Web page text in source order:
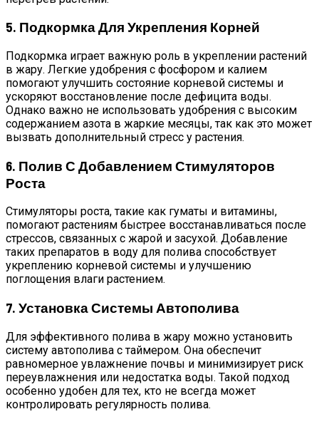
5. Подкормка Для Укрепления Корней
Подкормка играет важную роль в укреплении растений
в жару. Легкие удобрения с фосфором и калием
помогают улучшить состояние корневой системы и
ускоряют восстановление после дефицита воды.
Однако важно не использовать удобрения с высоким
содержанием азота в жаркие месяцы, так как это может
вызвать дополнительный стресс у растения.
6. Полив С Добавлением Стимуляторов
Роста
Стимуляторы роста, такие как гуматы и витамины,
помогают растениям быстрее восстанавливаться после
стрессов, связанных с жарой и засухой. Добавление
таких препаратов в воду для полива способствует
укреплению корневой системы и улучшению
поглощения влаги растением.
7. Установка Системы Автополива
Для эффективного полива в жару можно установить
систему автополива с таймером. Она обеспечит
равномерное увлажнение почвы и минимизирует риск
переувлажнения или недостатка воды. Такой подход
особенно удобен для тех, кто не всегда может
контролировать регулярность полива.